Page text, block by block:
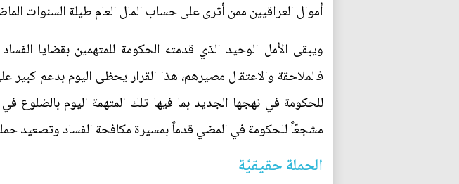
أموال العراقيين ممن أثرى على حساب المال العام طيلة السنوات
ويبقى الأمل الوحيد الذي قدمته الحكومة للمتهمين بقضايا
فالملاحقة والاعتقال مصيرهم، هذا القرار يحظى اليوم بدعم كبير
للحكومة في نهجها الجديد بما فيها تلك المتهمة اليوم بالضلوع
مشجعّاً للحكومة في المضي قدماً بمسيرة مكافحة الفساد وتصعيد
الحملة حقيقيّة